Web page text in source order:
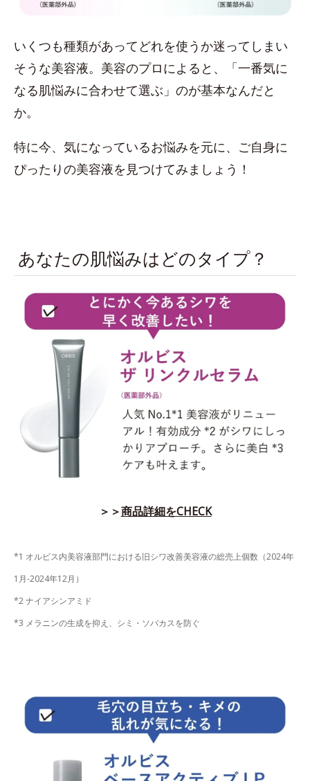
いくつも種類があってどれを使うか迷ってしまい
そうな美容液。美容のプロによると、「一番気に
なる肌悩みに合わせて選ぶ」のが基本なんだと
か。
特に今、気になっているお悩みを元に、ご自身に
ぴったりの美容液を見つけてみましょう！
あなたの肌悩みはどのタイプ？
＞＞商品詳細をCHECK
*1 オルビス内美容液部門における旧シワ改善美容液の総売上個数（2024年
1月-2024年12月）
*2 ナイアシンアミド
*3 メラニンの生成を抑え、シミ・ソバカスを防ぐ